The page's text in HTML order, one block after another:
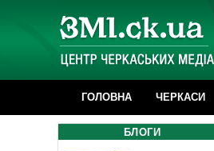
ГОЛОВНА ЧЕРКАСИ
БЛОГИ